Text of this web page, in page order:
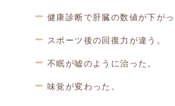
健康診断で肝臓の数値が下がっ
スポーツ後の回復力が違う。
不眠が嘘のように治った。
味覚が変わった。